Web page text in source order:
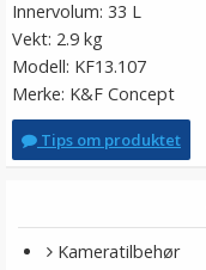
Innervolum: 33 L
Vekt: 2.9 kg
Modell: KF13.107
Merke: K&F Concept
Tips om produktet
Kameratilbehør